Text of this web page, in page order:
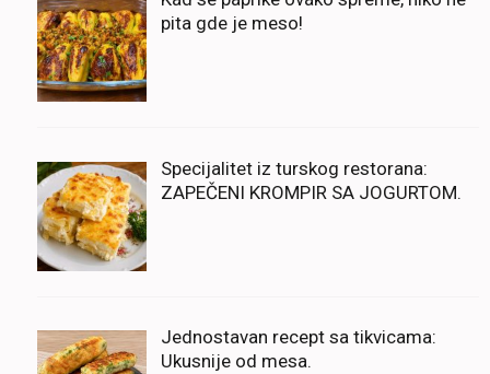
pita gde je meso!
Specijalitet iz turskog restorana:
ZAPEČENI KROMPIR SA JOGURTOM.
Jednostavan recept sa tikvicama:
Ukusnije od mesa.